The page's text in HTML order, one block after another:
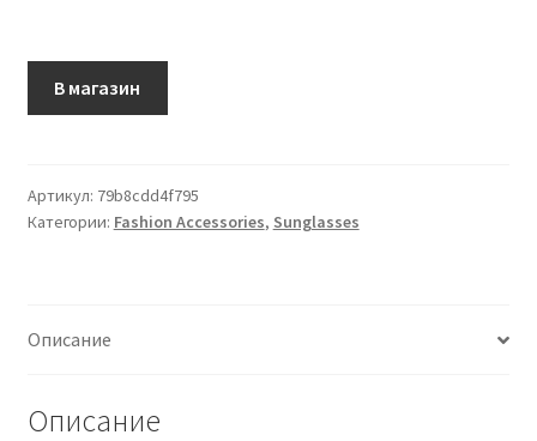
В магазин
Артикул: 79b8cdd4f795
Категории: Fashion Accessories, Sunglasses
Описание
Описание